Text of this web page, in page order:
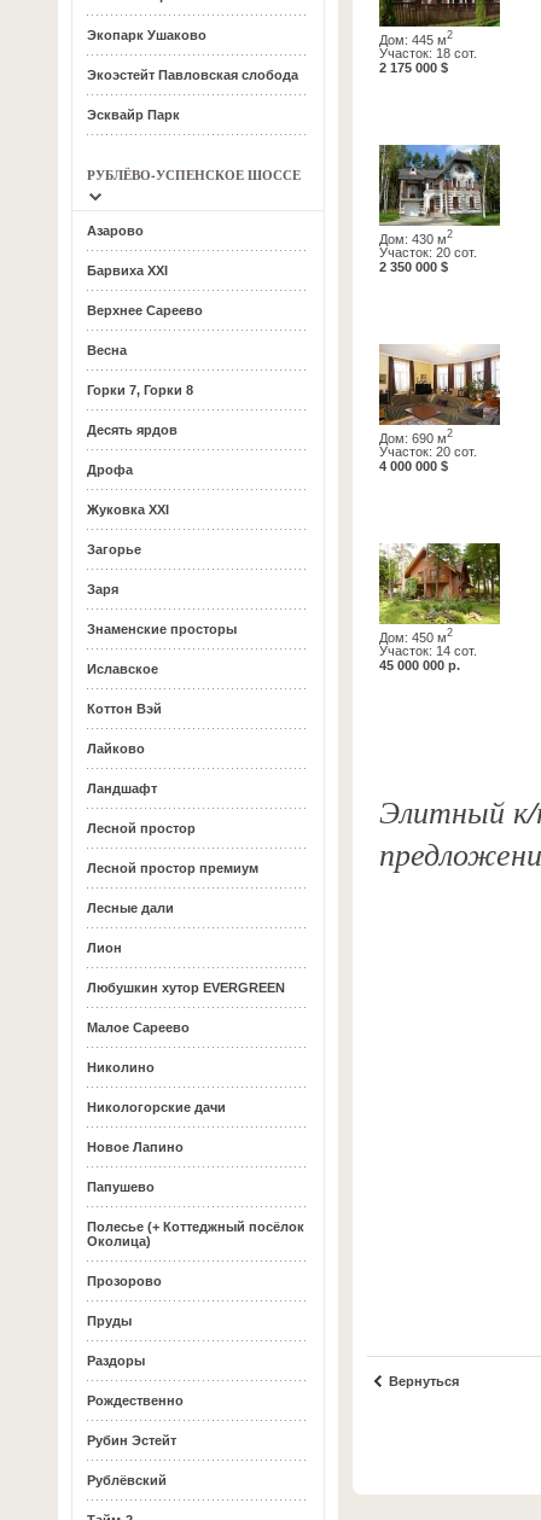
Экопарк Ушаково
Экоэстейт Павловская слобода
Эсквайр Парк
РУБЛЁВО-УСПЕНСКОЕ ШОССЕ
Азарово
Барвиха ХХI
Верхнее Сареево
Весна
Горки 7, Горки 8
Десять ярдов
Дрофа
Жуковка ХХI
Загорье
Заря
Знаменские просторы
Иславское
Коттон Вэй
Лайково
Ландшафт
Лесной простор
Лесной простор премиум
Лесные дали
Лион
Любушкин хутор EVERGREEN
Малое Сареево
Николино
Никологорские дачи
Новое Лапино
Папушево
Полесье (+ Коттеджный посёлок
Околица)
Прозорово
Пруды
Раздоры
Рождественно
Рубин Эстейт
Рублёвский
Дом: 445 м2
Участок: 18 сот.
2 175 000 $
Дом: 430 м2
Участок: 20 сот.
2 350 000 $
Дом: 690 м2
Участок: 20 сот.
4 000 000 $
Дом: 450 м2
Участок: 14 сот.
45 000 000 р.
Элитный к/
Вернуться